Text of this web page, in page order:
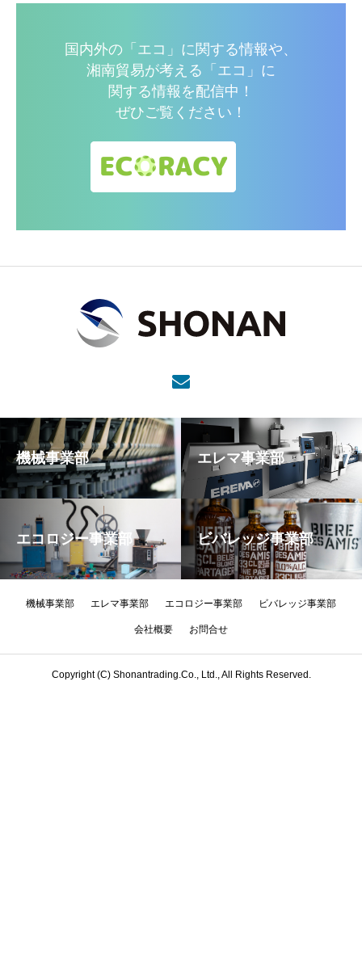
国内外の「エコ」に関する情報や、
湘南貿易が考える「エコ」に
関する情報を配信中！
ぜひご覧ください！
機械事業部 エレマ事業部
エコロジー事業部 ビバレッジ事業部
機械事業部 エレマ事業部 エコロジー事業部 ビバレッジ事業部
会社概要 お問合せ
Copyright (C) Shonantrading.Co., Ltd., All Rights Reserved.